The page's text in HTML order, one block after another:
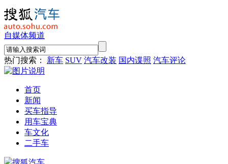
自媒体频道
热门搜索： 新车 SUV 汽车改装 国内谍照 汽车评论
首页
新闻
买车指导
用车宝典
车文化
二手车
搜狐汽车